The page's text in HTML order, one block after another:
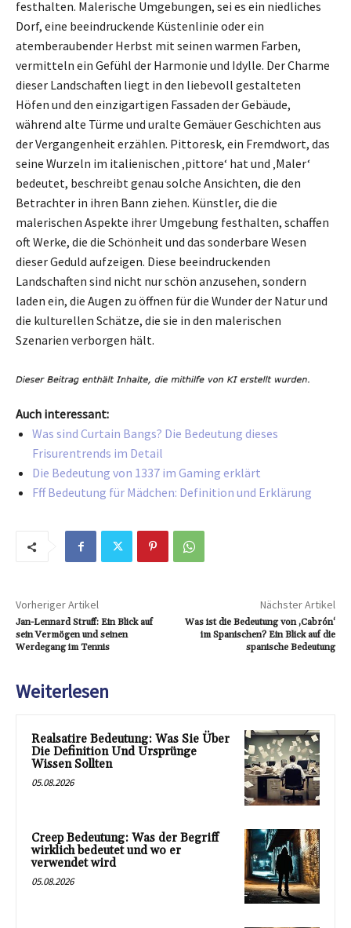
festhalten. Malerische Umgebungen, sei es ein niedliches
Dorf, eine beeindruckende Küstenlinie oder ein
atemberaubender Herbst mit seinen warmen Farben,
vermitteln ein Gefühl der Harmonie und Idylle. Der Charme
dieser Landschaften liegt in den liebevoll gestalteten
Höfen und den einzigartigen Fassaden der Gebäude,
während alte Türme und uralte Gemäuer Geschichten aus
der Vergangenheit erzählen. Pittoresk, ein Fremdwort, das
seine Wurzeln im italienischen ‚pittore‘ hat und ‚Maler‘
bedeutet, beschreibt genau solche Ansichten, die den
Betrachter in ihren Bann ziehen. Künstler, die die
malerischen Aspekte ihrer Umgebung festhalten, schaffen
oft Werke, die die Schönheit und das sonderbare Wesen
dieser Geduld aufzeigen. Diese beeindruckenden
Landschaften sind nicht nur schön anzusehen, sondern
laden ein, die Augen zu öffnen für die Wunder der Natur und
die kulturellen Schätze, die sie in den malerischen
Szenarien verborgen hält.
Auch interessant:
Was sind Curtain Bangs? Die Bedeutung dieses
Frisurentrends im Detail
Die Bedeutung von 1337 im Gaming erklärt
Fff Bedeutung für Mädchen: Definition und Erklärung
Vorheriger Artikel
Jan-Lennard Struff: Ein Blick auf
sein Vermögen und seinen
Werdegang im Tennis
Nächster Artikel
Was ist die Bedeutung von ‚Cabrón‘
im Spanischen? Ein Blick auf die
spanische Bedeutung
Weiterlesen
Realsatire Bedeutung: Was Sie Über
Die Definition Und Ursprünge
Wissen Sollten
05.08.2026
Creep Bedeutung: Was der Begriff
wirklich bedeutet und wo er
verwendet wird
05.08.2026